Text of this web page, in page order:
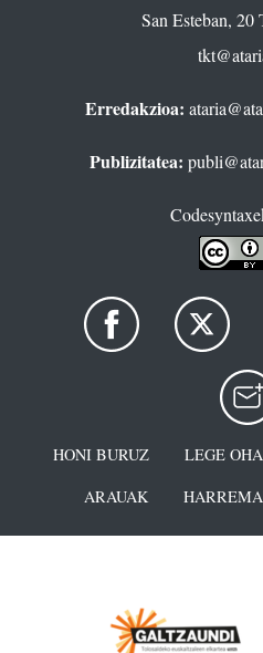
San Esteban, 20
Erredakzioa:
Publizitatea:
HONI BURUZ LEGE
ARAUAK